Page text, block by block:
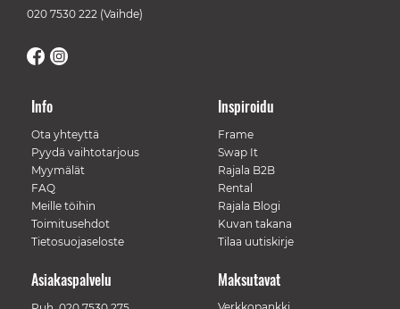
020 7530 222 (Vaihde)
Info
Ota yhteyttä
Pyydä vaihtotarjous
Myymälät
FAQ
Meille töihin
Toimitusehdot
Tietosuojaseloste
Inspiroidu
Frame
Swap It
Rajala B2B
Rental
Rajala Blogi
Kuvan takana
Tilaa uutiskirje
Maksutavat
Asiakaspalvelu